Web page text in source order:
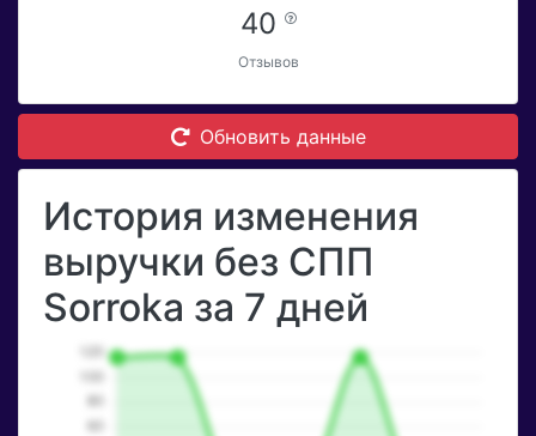
40
Отзывов
Обновить данные
История изменения
выручки без СПП
Sorroka за 7 дней